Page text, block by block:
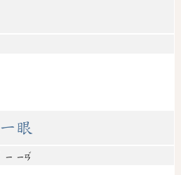
一眼
ㄧ ㄧㄢ
ˇ